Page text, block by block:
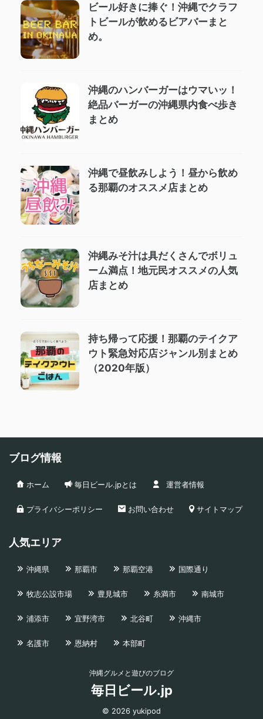
ビール好きに捧ぐ！沖縄でクラフ
トビールが飲めるビアバーまと
め。
沖縄のハンバーガーはウマいッ！
絶品バーガーの沖縄県内食べ歩き
まとめ
沖縄で昼飲みしよう！昼から飲め
る那覇のオススメ店まとめ
沖縄みそ汁は具だくさんでボリュ
ーム満点！地元民オススメの人気
店まとめ
持ち帰って応援！那覇のテイクア
ウト緊急対応店ジャンル別まとめ
（2020年版）
ブログ情報
ホーム 毎日ビール.jpとは 運営者情報
プライバシーポリシー お問い合わせ サイトマップ
人気エリア
沖縄県 那覇市 那覇空港 国際通り
牧志公設市場 豊見城市 糸満市 南城市
浦添市 宜野湾市 北谷町 沖縄市
名護市 恩納村 本部町
沖縄グルメと遊びのブログ
毎日ビール.jp
© 2026 yukipod